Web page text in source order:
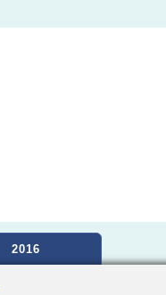
2016